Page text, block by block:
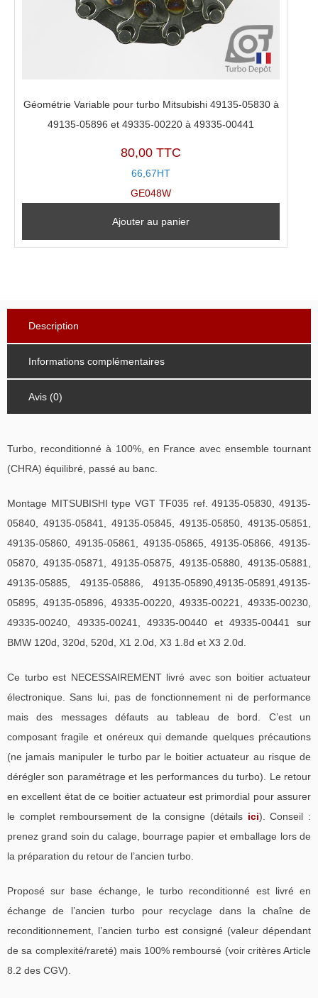
Géométrie Variable pour turbo Mitsubishi 49135-05830 à
49135-05896 et 49335-00220 à 49335-00441
80,00 TTC
66,67HT
GE048W
Ajouter au panier
Description
Informations complémentaires
Avis (0)
Turbo, reconditionné à 100%, en France avec ensemble tournant
(CHRA) équilibré, passé au banc.
Montage MITSUBISHI type VGT TF035 ref. 49135-05830, 49135-
05840, 49135-05841, 49135-05845, 49135-05850, 49135-05851,
49135-05860, 49135-05861, 49135-05865, 49135-05866, 49135-
05870, 49135-05871, 49135-05875, 49135-05880, 49135-05881,
49135-05885, 49135-05886, 49135-05890,49135-05891,49135-
05895, 49135-05896, 49335-00220, 49335-00221, 49335-00230,
49335-00240, 49335-00241, 49335-00440 et 49335-00441 sur
BMW 120d, 320d, 520d, X1 2.0d, X3 1.8d et X3 2.0d.
Ce turbo est NECESSAIREMENT livré avec son boitier actuateur
électronique. Sans lui, pas de fonctionnement ni de performance
mais des messages défauts au tableau de bord. C’est un
composant fragile et onéreux qui demande quelques précautions
(ne jamais manipuler le turbo par le boitier actuateur au risque de
dérégler son paramétrage et les performances du turbo). Le retour
en excellent état de ce boitier actuateur est primordial pour assurer
le complet remboursement de la consigne (détails ici). Conseil :
prenez grand soin du calage, bourrage papier et emballage lors de
la préparation du retour de l’ancien turbo.
Proposé sur base échange, le turbo reconditionné est livré en
échange de l’ancien turbo pour recyclage dans la chaîne de
reconditionnement, l’ancien turbo est consigné (valeur dépendant
de sa complexité/rareté) mais 100% remboursé (voir critères Article
8.2 des CGV).